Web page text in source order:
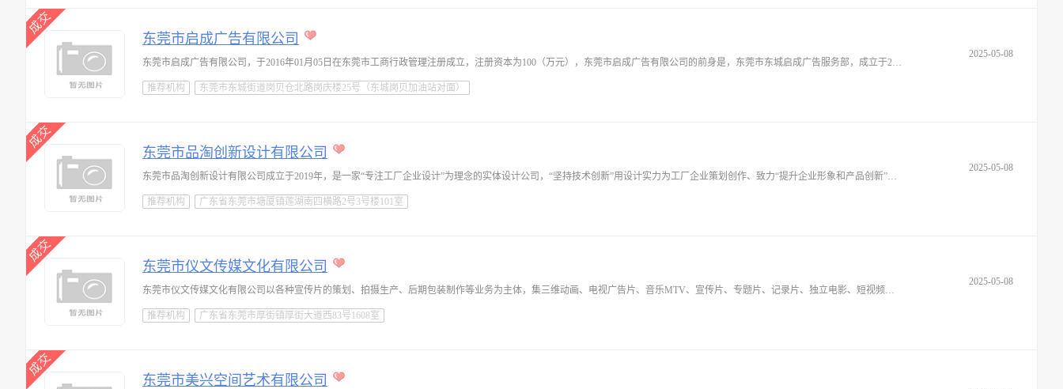
2025-05-08
东莞市启成广告有限公司
东莞市启成广告有限公司，于2016年01月05日在东莞市工商行政管理注册成立，注册资本为100（万元），东莞市启成广告有限公司的前身是，东莞市东城启成广告服务部，成立于2013年4月，是一家专注致力于帮助企业打造形象招牌，成就独特品牌的企业。公司员工50多
推荐机构 东莞市东城街道岗贝仓北路岗庆楼25号（东城岗贝加油站对面）
2025-05-08
东莞市品淘创新设计有限公司
东莞市品淘创新设计有限公司成立于2019年，是一家“专注工厂企业设计”为理念的实体设计公司，“坚持技术创新”用设计实力为工厂企业策划创作、致力“提升企业形象和产品创新”，助力工厂企业腾飞发展。我公司拥有专注的产品设计师、3D设计师、
推荐机构 广东省东莞市塘厦镇莲湖南四横路2号3号楼101室
2025-05-08
东莞市仪文传媒文化有限公司
东莞市仪文传媒文化有限公司以各种宣传片的策划、拍摄生产、后期包装制作等业务为主体，集三维动画、电视广告片、音乐MTV、宣传片、专题片、记录片、独立电影、短视频等业务题材于一体的新型传媒机构。东莞市仪文传媒文化有限公司，办公室地
推荐机构 广东省东莞市厚街镇厚街大道西83号1608室
东莞市美兴空间艺术有限公司